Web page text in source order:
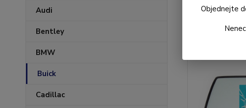
Audi
Bentley
BMW
Buick
Cadillac
Zobrazuji 1-2 z 2
Objednejte